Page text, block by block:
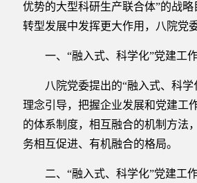
优势的大型科研生产联合体”的战
转型发展中发挥更大作用，八院党
一、“融入式、科学化”党建工作
八院党委提出的“融入式、科学
理念引导，把握企业发展和党建工
的体系制度，相互融合的机制方法
务相互促进、有机融合的格局。
二、“融入式、科学化”党建工